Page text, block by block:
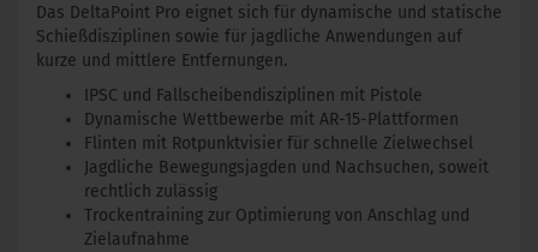
Das DeltaPoint Pro eignet sich für dynamische und statische
Schießdisziplinen sowie für jagdliche Anwendungen auf
kurze und mittlere Entfernungen.
IPSC und Fallscheibendisziplinen mit Pistole
Dynamische Wettbewerbe mit AR-15-Plattformen
Flinten mit Rotpunktvisier für schnelle Zielwechsel
Jagdliche Bewegungsjagden und Nachsuchen, soweit
rechtlich zulässig
Trockentraining zur Optimierung von Anschlag und
Zielaufnahme